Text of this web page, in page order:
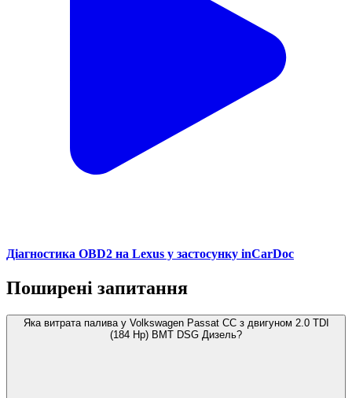
Діагностика OBD2 на Lexus у застосунку inCarDoc
Поширені запитання
Яка витрата палива у Volkswagen Passat CC з двигуном 2.0 TDI
(184 Hp) BMT DSG Дизель?